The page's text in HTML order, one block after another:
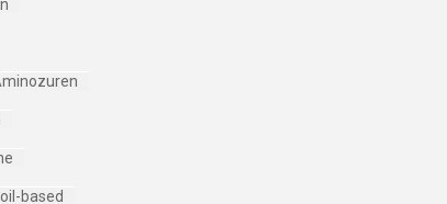
based